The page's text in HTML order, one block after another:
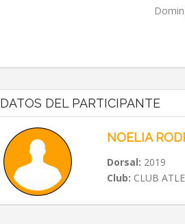
DATOS DEL PARTICIPANTE
NOELIA
Dorsal: 2019
Club: CLUB